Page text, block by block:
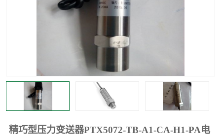
精巧型压力变送器PTX5072-TB-A1-CA-H1-PA电
差压变送器 温度传感器变送器
流量计 工业自动化系统成套设备